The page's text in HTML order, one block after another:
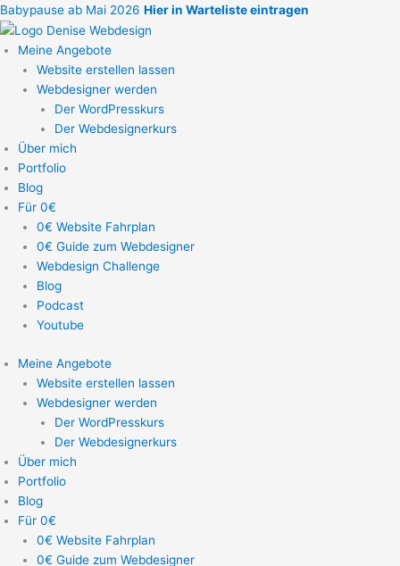
Zum
Inhalt
springen
Babypause ab Mai 2026 Hier in Warteliste eintragen
Meine Angebote
Website erstellen lassen
Webdesigner werden
Der WordPresskurs
Der Webdesignerkurs
Über mich
Portfolio
Blog
Für 0€
0€ Website Fahrplan
0€ Guide zum Webdesigner
Webdesign Challenge
Blog
Podcast
Youtube
Meine Angebote
Website erstellen lassen
Webdesigner werden
Der WordPresskurs
Der Webdesignerkurs
Über mich
Portfolio
Blog
Für 0€
0€ Website Fahrplan
0€ Guide zum Webdesigner